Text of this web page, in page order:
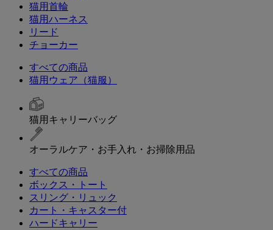
猫用首輪
猫用ハーネス
リード
チョーカー
すべての商品
猫用ウェア（猫服）
猫用キャリーバッグ
オーラルケア・お手入れ・お掃除用品
すべての商品
ボックス・トート
スリング・リュック
カート・キャスター付
ハードキャリー